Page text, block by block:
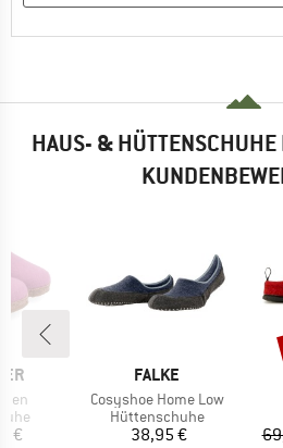
HAUS- &
€
MARKE
FALKE
Artikel
Cosyshoe Home Low
Produktgruppe
Hüttenschuhe
Preis
38,95 €